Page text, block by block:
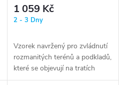
1 059 Kč
2 - 3 Dny
Vzorek navržený pro zvládnutí
rozmanitých terénů a podkladů,
které se objevují na tratích
XCO: od uměle vybudovaných...